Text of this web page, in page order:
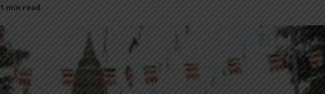
1 min read